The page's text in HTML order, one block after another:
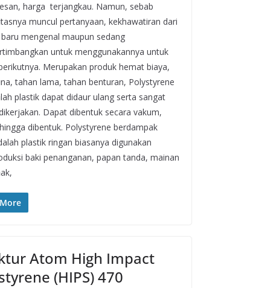
harga terjangkau. Namun, sebab
muncul pertanyaan, kekhawatiran dari
mengenal maupun sedang
untuk menggunakannya untuk
Merupakan produk hemat biaya,
tahan lama, tahan benturan, Polystyrene
plastik dapat didaur ulang serta sangat
Dapat dibentuk secara vakum,
dibentuk. Polystyrene berdampak
plastik ringan biasanya digunakan
baki penanganan, papan tanda, mainan
Atom High Impact
(HIPS) 470